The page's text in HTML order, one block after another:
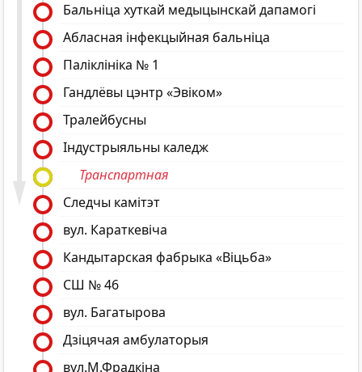
Бальніца хуткай медыцынскай дапамогі
Абласная інфекцыйная бальніца
Паліклініка № 1
Гандлёвы цэнтр «Эвiком»
Тралейбусны
Індустрыяльны каледж
Транспартная
Следчы камітэт
вул. Караткевіча
Кандытарская фабрыка «Віцьба»
СШ № 46
вул. Багатырова
Дзіцячая амбулаторыя
вул.М.Фрадкіна